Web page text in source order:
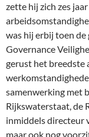
zette hij zich zes
was hij erbij toen de
Governance
gerust het breedste
samenwerking met
Rijkswaterstaat, de
inmiddels directeur
maar ook nog